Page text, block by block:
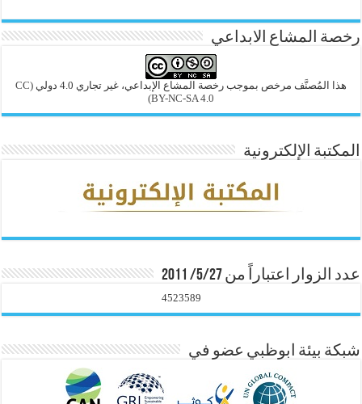
رخصة المشاع الابداعي
هذا المُصنَّف مرخص بموجب رخصة المشاع الإبداعي، غير تجاري 4.0 دولي
(CC
BY-NC-SA 4.0)
المكتبة الإلكترونية
عدد الزوار اعتباراً من 5/27/ 2011
4523589
شبكة بيئة ابوظبي عضو في